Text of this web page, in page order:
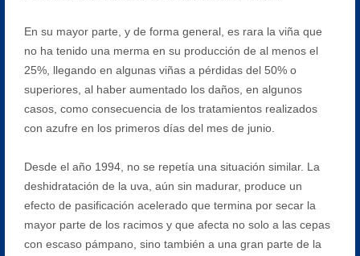
En su mayor parte, y de forma general, es rara la viña que
no ha tenido una merma en su producción de al menos el
25%, llegando en algunas viñas a pérdidas del 50% o
superiores, al haber aumentado los daños, en algunos
casos, como consecuencia de los tratamientos realizados
con azufre en los primeros días del mes de junio.
Desde el año 1994, no se repetía una situación similar. La
deshidratación de la uva, aún sin madurar, produce un
efecto de pasificación acelerado que termina por secar la
mayor parte de los racimos y que afecta no solo a las cepas
con escaso pámpano, sino también a una gran parte de la